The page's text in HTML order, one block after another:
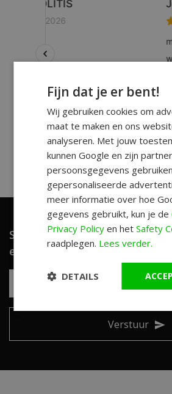
Schrijf je in en ontvang unieke
en leuke tips!
Verstuur
Fijn dat je er bent!
Wij gebruiken cookies om
maat te maken en ons
analyseren. Met jouw
kunnen Google en zijn
persoonsgegevens
gepersonaliseerde
meer informatie over hoe
gegevens gebruikt, kun je de
Privacy Policy en hetSafety
raadplegen. Lees verder.
DETAILS